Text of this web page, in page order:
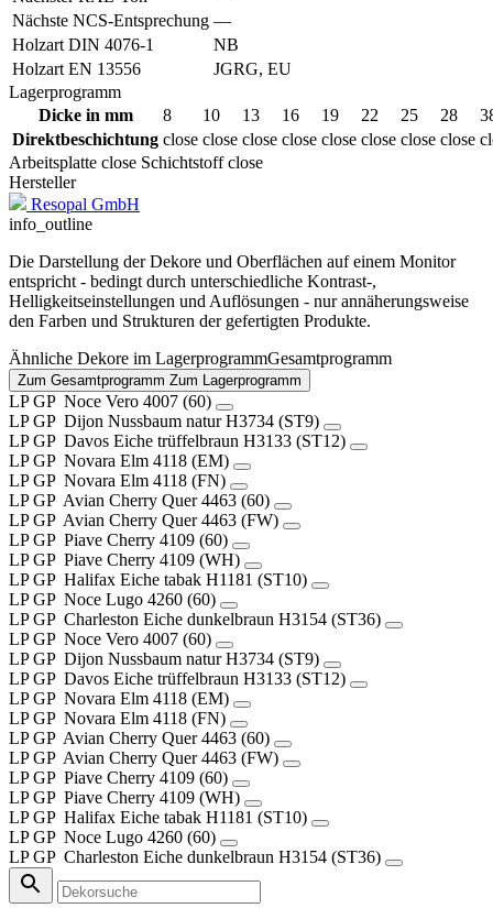
Nächste NCS-Entsprechung —
Holzart DIN 4076-1
NB
Holzart EN 13556
JGRG, EU
Lagerprogramm
Dicke in mm
8 10 13 16 19 22 25 28
Direktbeschichtung close close close close close close close close
Arbeitsplatte close Schichtstoff close
Hersteller
Resopal GmbH
info_outline
Die Darstellung der Dekore und Oberflächen auf einem Monitor
entspricht - bedingt durch unterschiedliche Kontrast-,
Helligkeitseinstellungen und Auflösungen - nur annäherungsweise
den Farben und Strukturen der gefertigten Produkte.
Ähnliche Dekore im LagerprogrammGesamtprogramm
Zum Gesamtprogramm Zum Lagerprogramm
LP GP Noce Vero 4007 (60)
LP GP Dijon Nussbaum natur H3734 (ST9)
LP GP Davos Eiche trüffelbraun H3133 (ST12)
LP GP Novara Elm 4118 (EM)
LP GP Novara Elm 4118 (FN)
LP GP Avian Cherry Quer 4463 (60)
LP GP Avian Cherry Quer 4463 (FW)
LP GP Piave Cherry 4109 (60)
LP GP Piave Cherry 4109 (WH)
LP GP Halifax Eiche tabak H1181 (ST10)
LP GP Noce Lugo 4260 (60)
LP GP Charleston Eiche dunkelbraun H3154 (ST36)
LP GP Noce Vero 4007 (60)
LP GP Dijon Nussbaum natur H3734 (ST9)
LP GP Davos Eiche trüffelbraun H3133 (ST12)
LP GP Novara Elm 4118 (EM)
LP GP Novara Elm 4118 (FN)
LP GP Avian Cherry Quer 4463 (60)
LP GP Avian Cherry Quer 4463 (FW)
LP GP Piave Cherry 4109 (60)
LP GP Piave Cherry 4109 (WH)
LP GP Halifax Eiche tabak H1181 (ST10)
LP GP Noce Lugo 4260 (60)
LP GP Charleston Eiche dunkelbraun H3154 (ST36)